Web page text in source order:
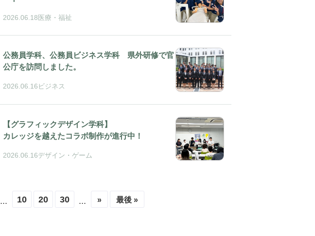
2026.06.18医療・福祉
公務員学科、公務員ビジネス学科 県外研修で官
公庁を訪問しました。
2026.06.16ビジネス
【グラフィックデザイン学科】
カレッジを越えたコラボ制作が進行中！
2026.06.16デザイン・ゲーム
... 10 20 30 ... » 最後 »